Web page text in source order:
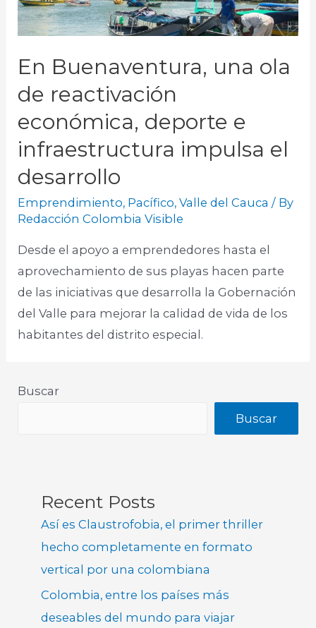
En Buenaventura, una ola
de reactivación
económica, deporte e
infraestructura impulsa el
desarrollo
Emprendimiento, Pacífico,Valle del Cauca / By
Redacción Colombia Visible
Desde el apoyo a emprendedores hasta el
aprovechamiento de sus playas hacen parte
de las iniciativas que desarrolla la Gobernación
del Valle para mejorar la calidad de vida de los
habitantes del distrito especial.
Buscar
Buscar
Recent Posts
Así es Claustrofobia, el primer thriller
hecho completamente en formato
vertical por una colombiana
Colombia, entre los países más
deseables del mundo para viajar